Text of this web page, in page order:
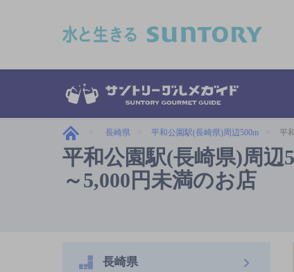
長崎県 平和公園駅(長崎県)周辺500m 平
平和公園駅(長崎県)周辺
～5,000円未満のお店
長崎県